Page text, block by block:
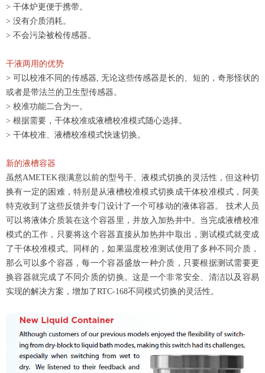
> 干体炉更便于携带。
> 没有介质消耗。
> 不会污染被检传感器。
干液两用的优势
> 可以校准不同的传感器, 无论这些传感器是长的、短的，奇形怪状的
或者是带法兰的卫生型传感器。
> 校准功能二合为一。
> 根据需要，干体校准或液槽校准模式随心选择。
> 干体校准、液槽校准模式快速切换。
新的液槽容器
虽然AMETEK很满意以前的型号干、液模式切换的灵活性，但这种切
换有一定的困难，特别是从液槽校准模式切换成干体校准模式，阿美
特克收到了这些反馈并专门设计了一个可移动的液体容器。 技术人员
可以将液体介质装在这个容器里，并放入加热井中。当完成液槽校准
模式的工作，只要将这个容器直接从加热井中取出，测试模式就变成
了干体校准模式。同样的，如果温度校准测试使用了多种不同介质，
那么可以多个容器，每一个容器盛放一种介质，只要根据测试需要更
换容器就完成了不同介质的切换。这是一个非常安全、清洁以及容易
实现的解决方案，增加了RTC-168不同模式切换的灵活性。